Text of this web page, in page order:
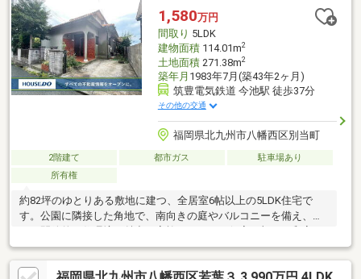
1,580万円
間取り 5LDK
建物面積114.01m2
土地面積271.38m2
築年月 1983年7月(築43年2ヶ月)
筑豊電気鉄道 今池駅 徒歩37分
その他の交通
福岡県北九州市八幡西区別当町
2階建て 都市ガス
駐車場あり
所有権
約82坪のゆとりある敷地に建つ、全居室6帖以上の5LDK住宅で
す。公園に隣接した角地で、南向きの庭やバルコニーを備え、明
来客用やお子様の遊び場としても活用できます。全居室収納付き
で、荷物が多いご家庭にもおすすめです。前面道路は幅員約6.1m